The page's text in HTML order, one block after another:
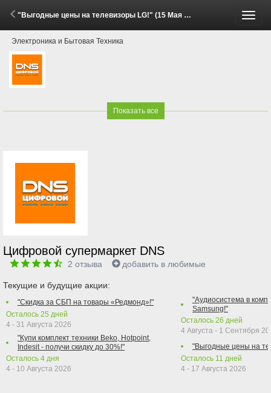
"Выгодные цены на телевизоры LG!" (15 Мая - 22 Июня 2026)
Электроника и Бытовая Техника
Показать все
Цифровой супермаркет DNS
2 отзыва добавить в любимые
Текущие и будущие акции:
"Скидка за СБП на товары «Редмонд»!"
Осталось 25 дней
4 - 31 Августа 2026
"Купи комплект техники Beko, Hotpoint,
Indesit - получи скидку до 30%!"
Осталось 4 дня
4 - 10 Августа 2026
"Аудиосистема в
Samsung!"
Осталось 26 дней
4 Августа - 1 Сентября
"Выгодные цены на
Осталось 11 дней
4 - 17 Августа 2026